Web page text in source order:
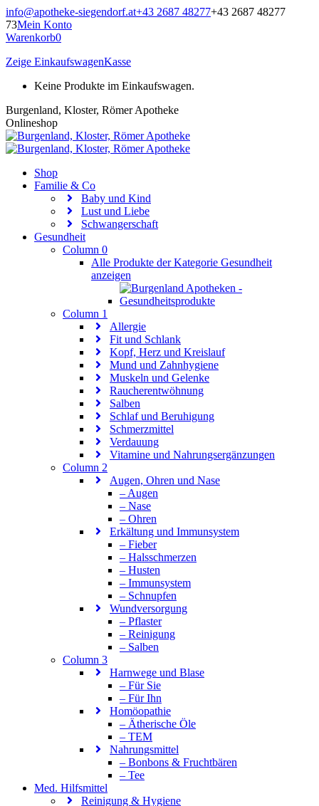
Zum
Inhalt
springen
info@apotheke-siegendorf.at+43 2687 48277+43 2687 48277
73Mein Konto
Warenkorb0
Zeige EinkaufswagenKasse
Keine Produkte im Einkaufswagen.
Burgenland, Kloster, Römer Apotheke
Onlineshop
Shop
Familie & Co
Baby und Kind
Lust und Liebe
Schwangerschaft
Gesundheit
Column 0
Alle Produkte der Kategorie Gesundheit
anzeigen
Column 1
Allergie
Fit und Schlank
Kopf, Herz und Kreislauf
Mund und Zahnhygiene
Muskeln und Gelenke
Raucherentwöhnung
Salben
Schlaf und Beruhigung
Schmerzmittel
Verdauung
Vitamine und Nahrungsergänzungen
Column 2
Augen, Ohren und Nase
– Augen
– Nase
– Ohren
Erkältung und Immunsystem
– Fieber
– Halsschmerzen
– Husten
– Immunsystem
– Schnupfen
Wundversorgung
– Pflaster
– Reinigung
– Salben
Column 3
Harnwege und Blase
– Für Sie
– Für Ihn
Homöopathie
– Ätherische Öle
– TEM
Nahrungsmittel
– Bonbons & Fruchtbären
– Tee
Med. Hilfsmittel
Reinigung & Hygiene